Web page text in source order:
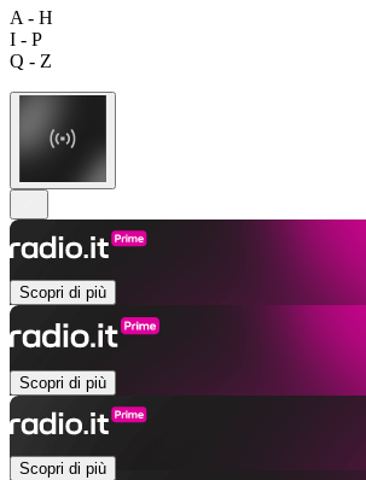
A - H
I - P
Q - Z
Scopri di più
Scopri di più
Scopri di più